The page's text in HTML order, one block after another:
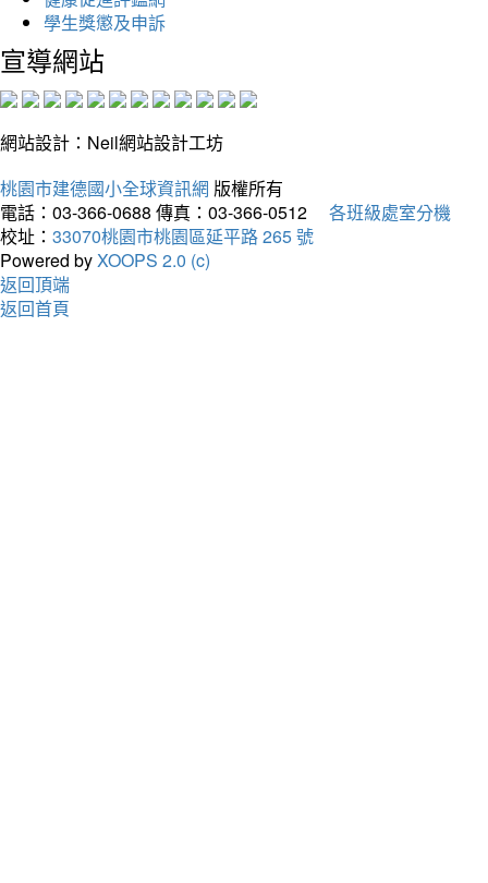
學生獎懲及申訴
宣導網站
網站設計：Neil網站設計工坊
桃園市建德國小全球資訊網 版權所有
電話：03-366-0688 傳真：03-366-0512
各班級處室分機
校址： 33070桃園市桃園區延平路 265 號
Powered byXOOPS 2.0 (c)
返回頂端
返回首頁